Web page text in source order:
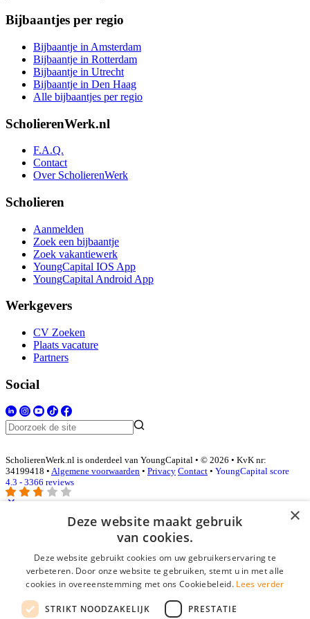
Bijbaantjes per regio
Bijbaantje in Amsterdam
Bijbaantje in Rotterdam
Bijbaantje in Utrecht
Bijbaantje in Den Haag
Alle bijbaantjes per regio
ScholierenWerk.nl
F.A.Q.
Contact
Over ScholierenWerk
Scholieren
Aanmelden
Zoek een bijbaantje
Zoek vakantiewerk
YoungCapital IOS App
YoungCapital Android App
Werkgevers
CV Zoeken
Plaats vacature
Partners
Social
ScholierenWerk.nl is onderdeel van YoungCapital • © 2026 • KvK nr:
34199418 • Algemene voorwaarden • Privacy Contact • YoungCapital score
4.3 - 3366 reviews
E-mail*
Wachtwoord
login gegevens onthouden
×
Deze website maakt gebruik
van cookies.
Deze website gebruikt cookies om uw gebruikerservaring te
verbeteren. Door onze website te gebruiken, stemt u in met alle
cookies in overeenstemming met ons Cookiebeleid. Lees verder
STRIKT NOODZAKELIJK PRESTATIE